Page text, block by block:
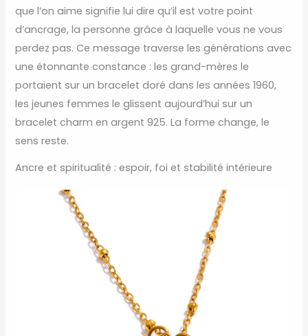
que l’on aime signifie lui dire qu’il est votre point
d’ancrage, la personne grâce à laquelle vous ne vous
perdez pas. Ce message traverse les générations avec
une étonnante constance : les grand-mères le
portaient sur un bracelet doré dans les années 1960,
les jeunes femmes le glissent aujourd’hui sur un
bracelet charm en argent 925. La forme change, le
sens reste.
Ancre et spiritualité : espoir, foi et stabilité intérieure